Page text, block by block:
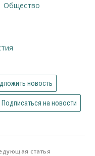
Общество
новость
Подписаться на новости
статья